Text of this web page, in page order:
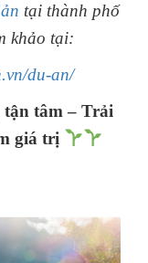
tại thành phố
khảo tại:
du-an/
tâm – Trải
giá trị